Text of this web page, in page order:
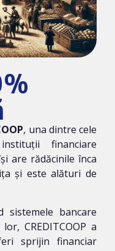
, una dintre cele
financiare
are rădăcinile înca
și este alături de
sistemele bancare
CREDITCOOP a
sprijin financiar